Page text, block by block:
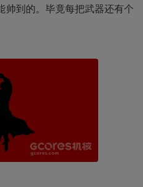
帅到的。毕竟每把武器还有个